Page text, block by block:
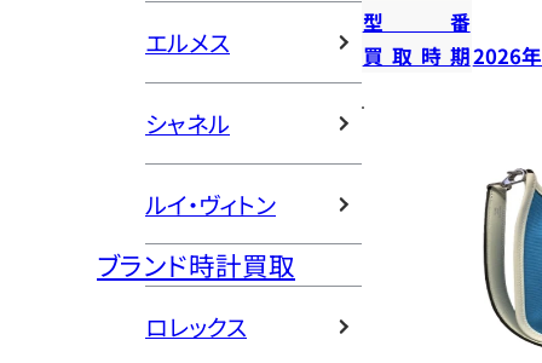
エルメス
シャネル
ルイ・ヴィトン
ブランド時計買取
ロレックス
型番
買取時期2026